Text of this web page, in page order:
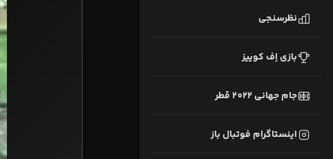
نظرسنجی
بازی اِف کوییز
جام جهانی 2022 قطر
اینستاگرام فوتبال باز